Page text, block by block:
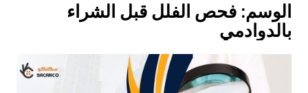
الوسم: فحص الفلل قبل الشراء
بالدوادمي